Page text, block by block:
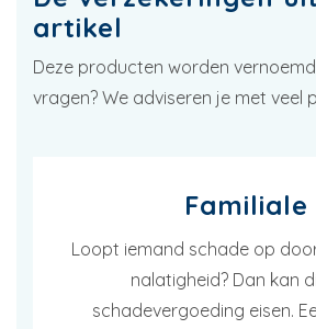
artikel
Deze producten worden
vragen? We adviseren je met veel
Familiale
Loopt iemand schade op
nalatigheid? Dan kan
schadevergoeding eisen.